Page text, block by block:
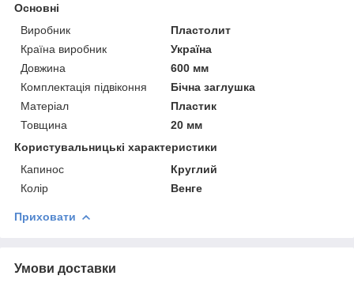
Основні
Виробник
Пластолит
Країна виробник
Україна
Довжина
600 мм
Комплектація підвіконня
Бічна заглушка
Матеріал
Пластик
Товщина
20 мм
Користувальницькі характеристики
Капинос
Круглий
Колір
Венге
Приховати
Умови доставки